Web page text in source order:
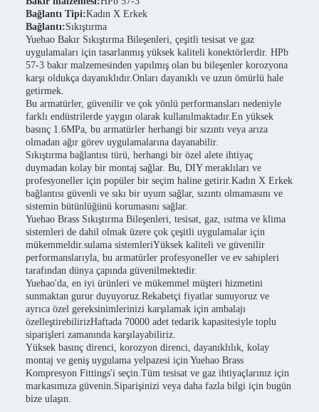
Bağlantı Tipi:Kadın X Erkek
Bağlantı:Sıkıştırma
Yuehao Bakır Sıkıştırma Bileşenleri, çeşitli tesisat ve gaz
uygulamaları için tasarlanmış yüksek kaliteli konektörlerdir. HPb
57-3 bakır malzemesinden yapılmış olan bu bileşenler korozyona
karşı oldukça dayanıklıdır.Onları dayanıklı ve uzun ömürlü hale
getirmek.
Bu armatürler, güvenilir ve çok yönlü performansları nedeniyle
farklı endüstrilerde yaygın olarak kullanılmaktadır.En yüksek
basınç 1.6MPa, bu armatürler herhangi bir sızıntı veya arıza
olmadan ağır görev uygulamalarına dayanabilir.
Sıkıştırma bağlantısı türü, herhangi bir özel alete ihtiyaç
duymadan kolay bir montaj sağlar. Bu, DIY meraklıları ve
profesyoneller için popüler bir seçim haline getirir.Kadın X Erkek
bağlantısı güvenli ve sıkı bir uyum sağlar, sızıntı olmamasını ve
sistemin bütünlüğünü korumasını sağlar.
Yuehao Brass Sıkıştırma Bileşenleri, tesisat, gaz, ısıtma ve klima
sistemleri de dahil olmak üzere çok çeşitli uygulamalar için
mükemmeldir.sulama sistemleriYüksek kaliteli ve güvenilir
performanslarıyla, bu armatürler profesyoneller ve ev sahipleri
tarafından dünya çapında güvenilmektedir.
Yuehao'da, en iyi ürünleri ve mükemmel müşteri hizmetini
sunmaktan gurur duyuyoruz.Rekabetçi fiyatlar sunuyoruz ve
ayrıca özel gereksinimlerinizi karşılamak için ambalajı
özelleştirebilirizHaftada 70000 adet tedarik kapasitesiyle toplu
siparişleri zamanında karşılayabiliriz.
Yüksek basınç direnci, korozyon direnci, dayanıklılık, kolay
montaj ve geniş uygulama yelpazesi için Yuehao Brass
Kompresyon Fittings'i seçin.Tüm tesisat ve gaz ihtiyaçlarınız için
markasımıza güvenin.Siparişinizi veya daha fazla bilgi için bugün
bize ulaşın.